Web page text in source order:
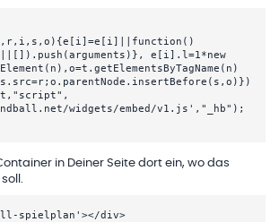
e[i].l=1*new
widgets/embed/v1.js',"_hb");
in Deiner Seite dort ein, wo das
spielplan'></div>